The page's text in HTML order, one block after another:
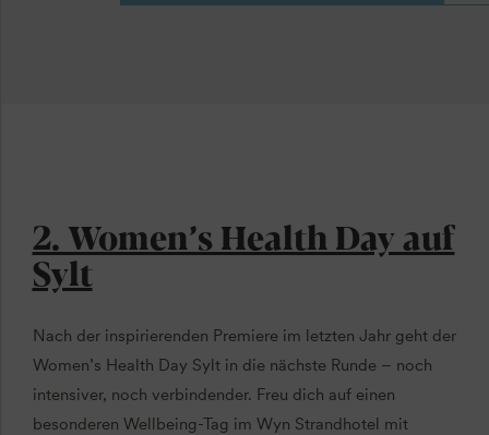
2. Women’s Health Day auf
Sylt
Nach der inspirierenden Premiere im letzten Jahr geht der
Women’s Health Day Sylt in die nächste Runde – noch
intensiver, noch verbindender. Freu dich auf einen
besonderen Wellbeing-Tag im Wyn Strandhotel mit